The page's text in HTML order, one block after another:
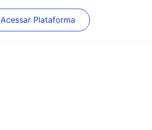
Acessar Plataforma